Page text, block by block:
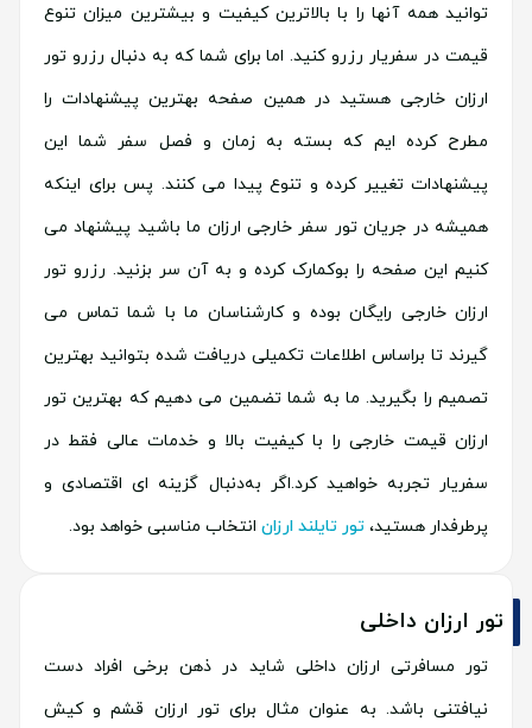
توانید همه آنها را با بالاترین کیفیت و بیشترین میزان تنوع
قیمت در سفریار رزرو کنید. اما برای شما که به دنبال رزرو تور
ارزان خارجی هستید در همین صفحه بهترین پیشنهادات را
مطرح کرده ایم که بسته به زمان و فصل سفر شما این
پیشنهادات تغییر کرده و تنوع پیدا می کنند. پس برای اینکه
همیشه در جریان تور سفر خارجی ارزان ما باشید پیشنهاد می
کنیم این صفحه را بوکمارک کرده و به آن سر بزنید. رزرو تور
ارزان خارجی رایگان بوده و کارشناسان ما با شما تماس می
گیرند تا براساس اطلاعات تکمیلی دریافت شده بتوانید بهترین
تصمیم را بگیرید. ما به شما تضمین می دهیم که بهترین تور
ارزان قیمت خارجی را با کیفیت بالا و خدمات عالی فقط در
سفریار تجربه خواهید کرد.اگر به‌دنبال گزینه‌ ای اقتصادی و
پرطرفدار هستید، تور تایلند ارزان انتخاب مناسبی خواهد بود.
تور ارزان داخلی
تور مسافرتی ارزان داخلی شاید در ذهن برخی افراد دست
نیافتنی باشد. به عنوان مثال برای تور ارزان قشم و کیش